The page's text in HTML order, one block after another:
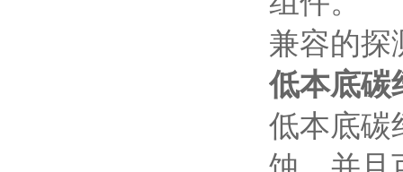
兼容的探
低本底碳
低本底碳